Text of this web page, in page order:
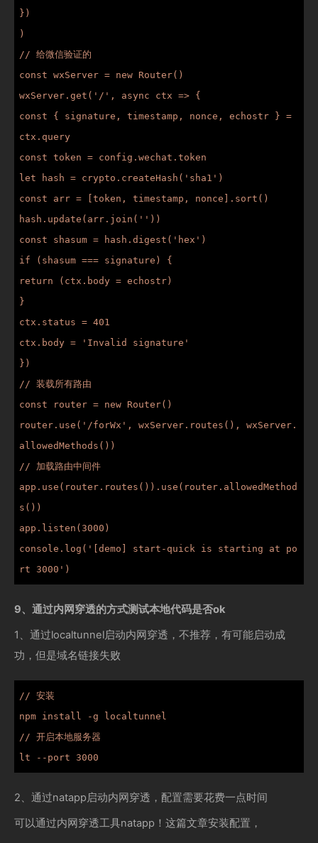
})
)
// 给微信验证的
const wxServer = new Router()
wxServer.get('/', async ctx => {
const { signature, timestamp, nonce, echostr } =
ctx.query
const token = config.wechat.token
let hash = crypto.createHash('sha1')
const arr = [token, timestamp, nonce].sort()
hash.update(arr.join(''))
const shasum = hash.digest('hex')
if (shasum === signature) {
return (ctx.body = echostr)
}
ctx.status = 401
ctx.body = 'Invalid signature'
})
// 装载所有路由
const router = new Router()
router.use('/forWx', wxServer.routes(), wxServer.
allowedMethods())
// 加载路由中间件
app.use(router.routes()).use(router.allowedMethod
s())
app.listen(3000)
console.log('[demo] start-quick is starting at po
rt 3000')
9、通过内网穿透的方式测试本地代码是否ok
1、通过localtunnel启动内网穿透，不推荐，有可能启动成
功，但是域名链接失败
// 安装
npm install -g localtunnel
// 开启本地服务器
lt --port 3000
2、通过natapp启动内网穿透，配置需要花费一点时间
可以通过内网穿透工具natapp！这篇文章安装配置，